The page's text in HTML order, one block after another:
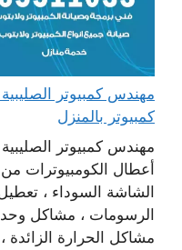
كمبيوتر بالمنزل
مهندس كمبيوتر
أعطال الكومبيوترات
الشاشة السوداء ،
الرسومات ، مشاكل
مشاكل الحرارة الزائدة